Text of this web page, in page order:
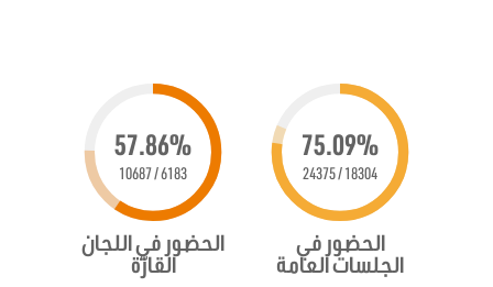
75.09%
18304 / 24375
الحضور في
الجلسات العامة
57.86%
6183 / 10687
الحضور في اللجان
القارّة